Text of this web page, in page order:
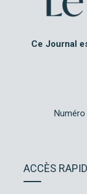
Ce Journal
Numéro
ACCÈS